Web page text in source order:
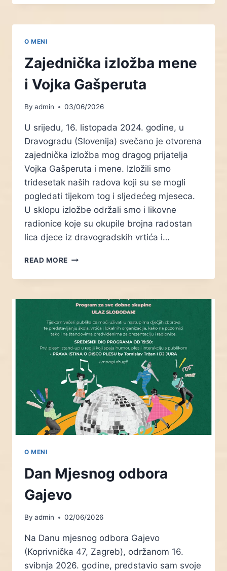
UZDAH
O MENI
Zajednička izložba mene
i Vojka Gašperuta
By admin 03/06/2026
U srijedu, 16. listopada 2024. godine, u
Dravogradu (Slovenija) svečano je otvorena
zajednička izložba mog dragog prijatelja
Vojka Gašperuta i mene. Izložili smo
tridesetak naših radova koji su se mogli
pogledati tijekom tog i sljedećeg mjeseca.
U sklopu izložbe održali smo i likovne
radionice koje su okupile brojna radostan
lica djece iz dravogradskih vrtića i…
READ MORE ZAJEDNIČKA
MENE
VOJKA
GAŠPERUTA
O MENI
Dan Mjesnog odbora
Gajevo
By admin 02/06/2026
Na Danu mjesnog odbora Gajevo
(Koprivnička 47, Zagreb), održanom 16.
svibnja 2026. godine, predstavio sam svoje